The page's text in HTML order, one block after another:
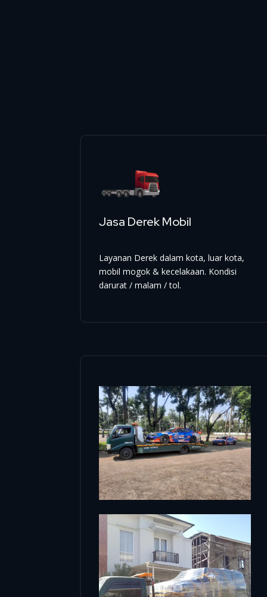
Jasa Derek Mobil
Layanan Derek dalam kota, luar kota,
mobil mogok & kecelakaan. Kondisi
darurat / malam / tol.